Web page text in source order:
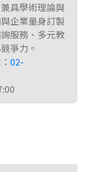
具學術理論與
企業量身訂製
服務、多元教
爭力。
02-